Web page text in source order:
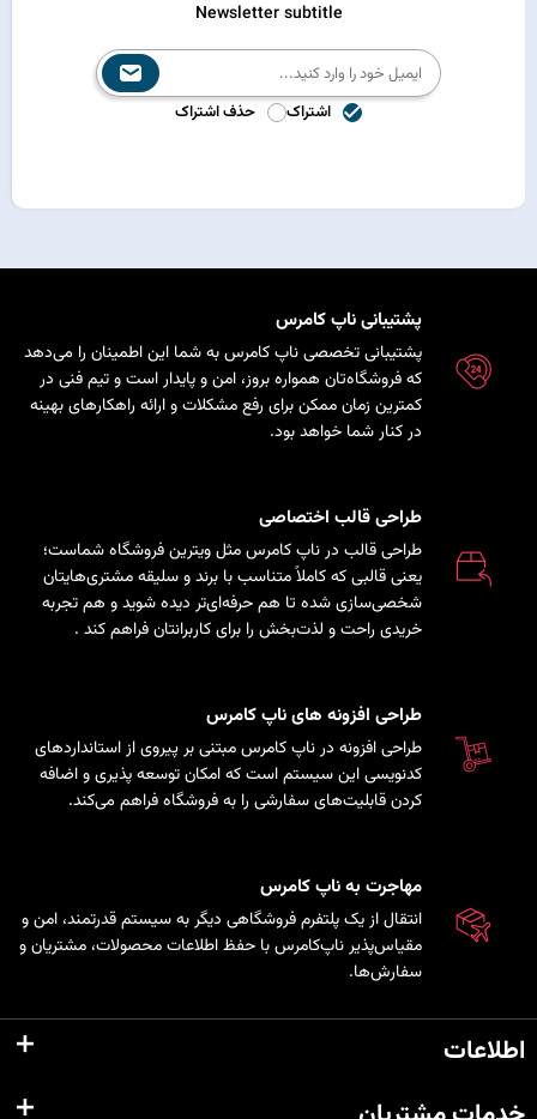
Newsletter subtitle
اشتراک حذف اشتراک
پشتیبانی ناپ کامرس
پشتیبانی تخصصی ناپ کامرس به شما این اطمینان را می‌دهد
که فروشگاه‌تان همواره بروز، امن و پایدار است و تیم فنی در
کمترین زمان ممکن برای رفع مشکلات و ارائه راهکارهای بهینه
در کنار شما خواهد بود.
طراحی قالب اختصاصی
طراحی قالب در ناپ کامرس مثل ویترین فروشگاه شماست؛
یعنی قالبی که کاملاً متناسب با برند و سلیقه مشتری‌هایتان
شخصی‌سازی شده تا هم حرفه‌ای‌تر دیده شوید و هم تجربه
خریدی راحت و لذت‌بخش را برای کاربرانتان فراهم کند .
طراحی افزونه های ناپ کامرس
طراحی افزونه در ناپ کامرس مبتنی بر پیروی از استانداردهای
کدنویسی این سیستم است که امکان توسعه پذیری و اضافه
کردن قابلیت‌های سفارشی را به فروشگاه فراهم می‌کند.
مهاجرت به ناپ کامرس
انتقال از یک پلتفرم فروشگاهی دیگر به سیستم قدرتمند، امن و
مقیاس‌پذیر ناپ‌کامرس با حفظ اطلاعات محصولات، مشتریان و
سفارش‌ها.
اطلاعات